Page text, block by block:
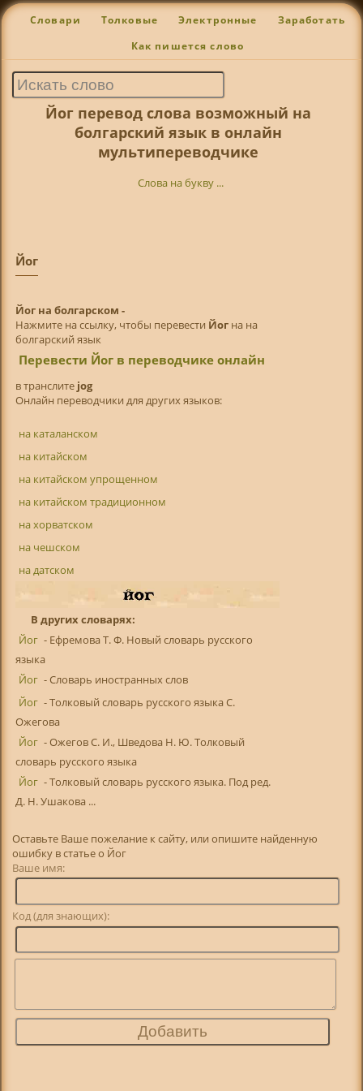
Словари Толковые Электронные Заработать
Как пишется слово
Йог перевод слова возможный на
болгарский язык в онлайн
мультипереводчике
Слова на букву ...
Йог
Йог на болгарском -
Нажмите на ссылку, чтобы перевести Йогна на
болгарский язык
Перевести Йог в переводчике онлайн
в транслитe jog
Онлайн переводчики для других языков:
на каталанском
на китайском
на китайском упрощенном
на китайском традиционном
на хорватском
на чешском
на датском
В других словарях:
Йог - Ефремова Т. Ф. Новый словарь русского
языка
Йог - Словарь иностранных слов
Йог - Толковый словарь русского языка С.
Ожегова
Йог - Ожегов С. И., Шведова Н. Ю. Толковый
словарь русского языка
Йог - Толковый словарь русского языка. Под ред.
Д. Н. Ушакова ...
Оставьте Ваше пожелание к сайту, или опишите найденную
ошибку в статье о Йог
Ваше имя:
Код (для знающих):